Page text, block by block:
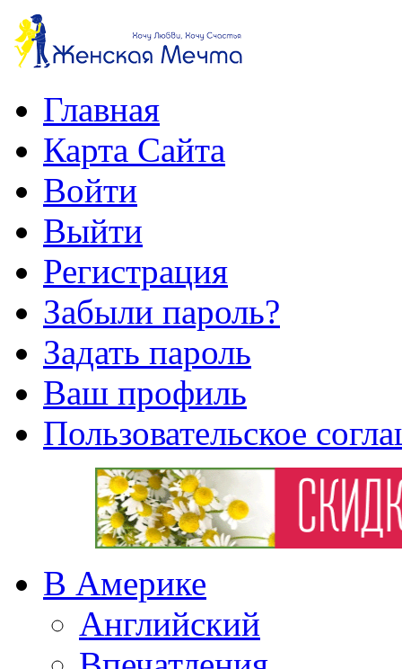
Главная
Карта Сайта
Войти
Выйти
Регистрация
Забыли пароль?
Задать пароль
Ваш профиль
Пользовательское
В Америке
Английский